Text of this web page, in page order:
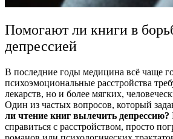
Помогают ли книги в
депрессией
В последние годы медицина всё чаще
психоэмоциональные расстройства
лекарств, но и более мягких,
Один из частых вопросов, который
ли чтение книг вылечить депрессию?
справиться с расстройством, просто